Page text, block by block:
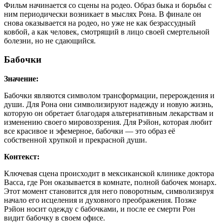
Фильм начинается со сцены на родео. Образ быка и борьбы с
ним периодически возникает в мыслях Рона. В финале он
снова оказывается на родео, но уже не как безрассудный
ковбой, а как человек, смотрящий в лицо своей смертельной
болезни, но не сдающийся.
Бабочки
Значение:
Бабочки являются символом трансформации, перерождения и
души. Для Рона они символизируют надежду и новую жизнь,
которую он обретает благодаря альтернативным лекарствам и
изменению своего мировоззрения. Для Рэйон, которая любит
все красивое и эфемерное, бабочки — это образ её
собственной хрупкой и прекрасной души.
Контекст:
Ключевая сцена происходит в мексиканской клинике доктора
Васса, где Рон оказывается в комнате, полной бабочек монарх.
Этот момент становится для него поворотным, символизируя
начало его исцеления и духовного преображения. Позже
Рэйон носит одежду с бабочками, и после ее смерти Рон
видит бабочку в своем офисе.